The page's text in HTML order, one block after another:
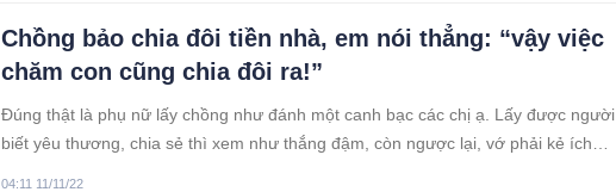
Chồng bảo chia đôi tiền nhà, em nói thẳng: “vậy việc
chăm con cũng chia đôi ra!”
Đúng thật là phụ nữ lấy chồng như đánh một canh bạc các chị ạ. Lấy được người
biết yêu thương, chia sẻ thì xem như thắng đậm, còn ngược lại, vớ phải kẻ ích
04:11 11/11/22